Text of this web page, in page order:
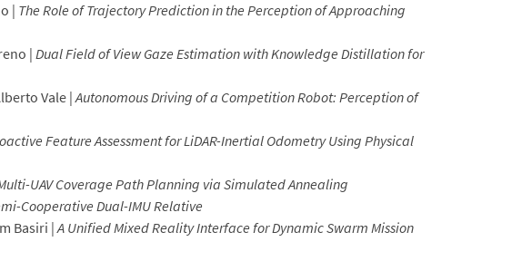
| The Role of Trajectory Prediction in the Perception of Approaching
|Dual Field of View Gaze Estimation with Knowledge Distillation for
Vale |Autonomous Driving of a Competition Robot: Perception of
Feature Assessment for LiDAR-Inertial Odometry Using Physical
UAV Coverage Path Planning via Simulated Annealing
Cooperative Dual-IMU Relative
Basiri |A Unified Mixed Reality Interface for Dynamic Swarm Mission